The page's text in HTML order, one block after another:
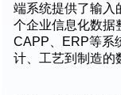
端系统提供了输入
个企业信息化数据
CAPP、ERP等系
计、工艺到制造的